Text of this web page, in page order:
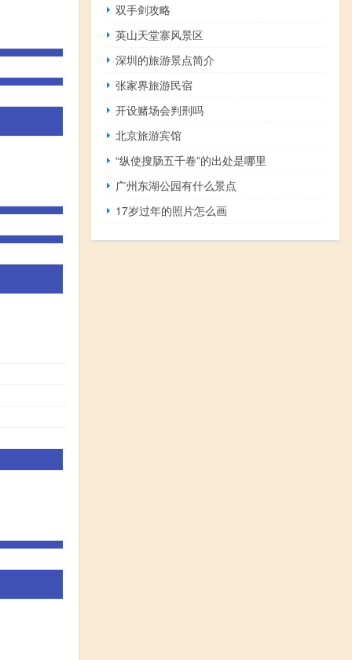
双手剑攻略
英山天堂寨风景区
深圳的旅游景点简介
张家界旅游民宿
开设赌场会判刑吗
北京旅游宾馆
“纵使搜肠五千卷”的出处是哪里
广州东湖公园有什么景点
17岁过年的照片怎么画